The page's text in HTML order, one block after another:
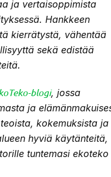
ja vertaisoppimista
Hankkeen
kierrätystä, vähentää
sekä edistää
blogi, jossa
ja
kokemuksista ja
hyviä käytänteitä,
tuntemasi ekoteko